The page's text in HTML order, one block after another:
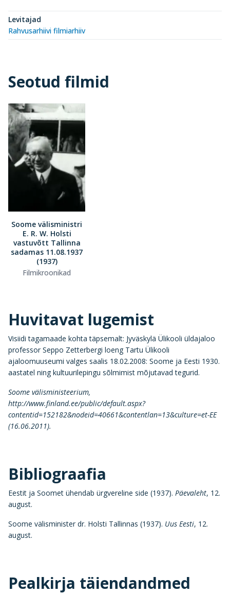
Levitajad
Rahvusarhiivi filmiarhiiv
Seotud filmid
Soome välisministri
E. R. W. Holsti
vastuvõtt Tallinna
sadamas 11.08.1937
(1937)
Filmikroonikad
Huvitavat lugemist
Visiidi tagamaade kohta täpsemalt: Jyväskylä Ülikooli üldajaloo
professor Seppo Zetterbergi loeng Tartu Ülikooli
ajaloomuuseumi valges saalis 18.02.2008: Soome ja Eesti 1930.
aastatel ning kultuurilepingu sõlmimist mõjutavad tegurid.
Soome välisministeerium,
http://www.finland.ee/public/default.aspx?
contentid=152182&nodeid=40661&contentlan=13&culture=et-EE
(16.06.2011).
Bibliograafia
Eestit ja Soomet ühendab ürgvereline side (1937). Päevaleht, 12.
august.
Soome välisminister dr. Holsti Tallinnas (1937). Uus Eesti, 12.
august.
Pealkirja täiendandmed